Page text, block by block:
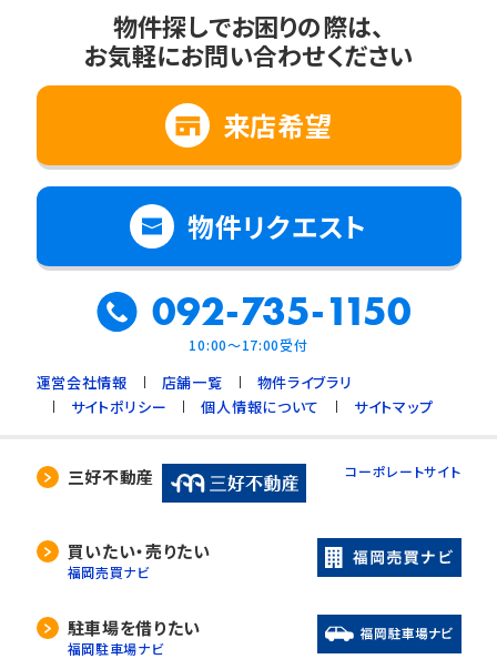
1. ご本人の同意がある場合
2. 法令に基づく場合
3. 利用目的の範囲内で個人情報の取扱いの
全部又は一部を委託する場合
4. 人の生命、身体又は財産の保護のために必
要で、ご本人の同意を得ることが難しいとき
5. 公衆衛生の向上、児童の健全な育成のため
に必要で、ご本人の同意を得ることが難しいと
き
6. 国や地方公共団体などに協力する場合で、
ご本人の同意を得ることによって支障を及ぼす
おそれがあるとき
7. 合併又は譲渡などの事由による事業の承継
に伴って個人情報を提供する場合で、承継前の
4. 個人情報の外部委託
当社は、利用目的の達成に必要な範囲内におい
て、個人情報の取扱いの全部又は一部を委託す
委託先の選定には厳正な基準を設け、委託先と
の間で必要な契約を締結し、適切な管理･監査を
物件探しでお困りの際は、
お気軽にお問い合わせください
来店希望
物件リクエスト
092-735-1150
10:00～17:00受付
運営会社情報 店舗一覧
物件ライブラリ
サイトポリシー
個人情報について サイトマップ
三好不動産 コーポレートサイト
買いたい・売りたい
福岡売買ナビ
駐車場を借りたい
福岡駐車場ナビ